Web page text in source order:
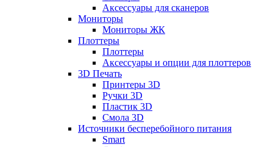
Аксессуары для сканеров
Мониторы
Мониторы ЖК
Плоттеры
Плоттеры
Аксессуары и опции для плоттеров
3D Печать
Принтеры 3D
Ручки 3D
Пластик 3D
Смола 3D
Источники бесперебойного питания
Smart